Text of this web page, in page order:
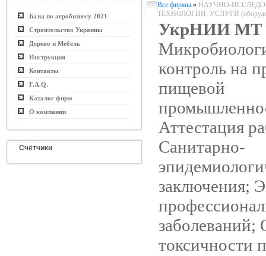
Базы по агробизнесу 2021
Строительство Украины
Дерево и Мебель
Инструкция
Контакты
F.A.Q.
Каталог фирм
О компании
Счётчики
Все фирмы » НАУЧНО-
ТЕХНОЛОГИИ, УСЛУГИ
УкрНИИ МТ
контроль на
пищевой
Аттестация
Санитарно-
заключения;
заболеваний;
токсичности